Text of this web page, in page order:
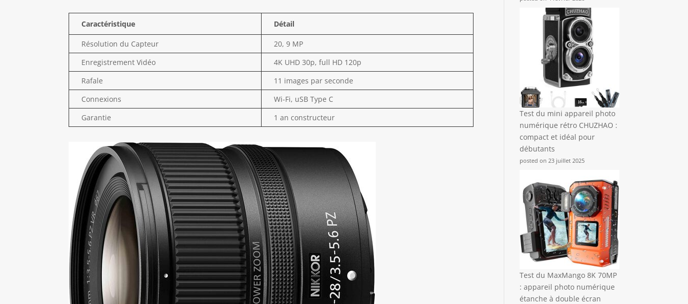
Caractéristique Détail
Résolution du Capteur
20, 9 MP
Enregistrement Vidéo
4K UHD 30p, full HD 120p
Rafale
11 images par seconde
Connexions
Wi-Fi, uSB Type C
Garantie
1 an constructeur
Test du mini appareil photo
numérique rétro CHUZHAO :
compact et idéal pour
débutants
posted on 23 juillet 2025
Test du MaxMango 8K 70MP
: appareil photo numérique
étanche à double écran